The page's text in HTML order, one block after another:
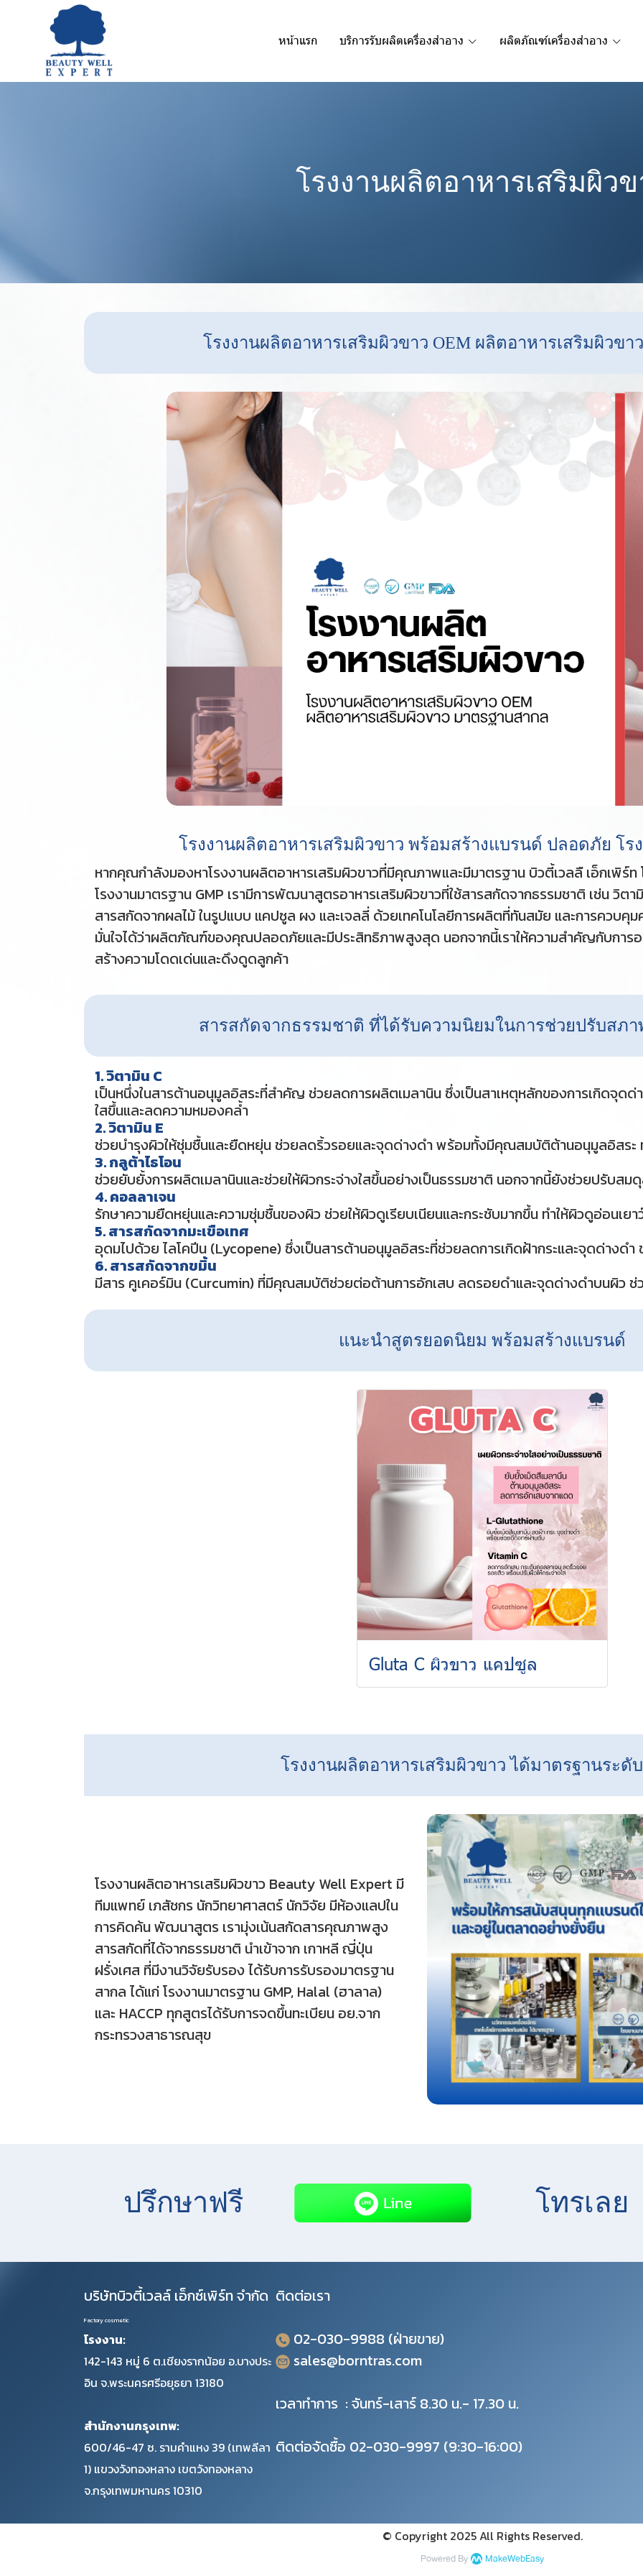
หน้าแรก บริการรับผลิตเครื่องสำอาง ผลิตภัณฑ์เครื่องสำอาง
โรงงานผลิตอาหารเสริมผิวข
โรงงานผลิตอาหารเสริมผิวขาว OEM ผลิตอาหารเสริมผิวข
โรงงานผลิตอาหารเสริมผิวขาว พร้อมสร้างแบรนด์ ปลอดภัย โร
หากคุณกำลังมองหาโรงงานผลิตอาหารเสริมผิวขาวที่มีคุณภาพและมีมาตรฐาน บิวตี้เวลลื เอ็กเพิร์ท
โรงงานมาตรฐาน GMP เรามีการพัฒนาสูตรอาหารเสริมผิวขาวที่ใช้สารสกัดจากธรรมชาติ เช่น วิตา
สารสกัดจากผลไม้ ในรูปแบบ แคปซูล ผง และเจลลี่ ด้วยเทคโนโลยีการผลิตที่ทันสมัย และการควบ
มั่นใจได้ว่าผลิตภัณฑ์ของคุณปลอดภัยและมีประสิทธิภาพสูงสุด นอกจากนี้เราให้ความสำคัญกับการ
สร้างความโดดเด่นและดึงดูดลูกค้า
สารสกัดจากธรรมชาติ ที่ได้รับความนิยมในการช่วยปรับสภา
1. วิตามิน C
เป็นหนึ่งในสารต้านอนุมูลอิสระที่สำคัญ ช่วยลดการผลิตเมลานิน ซึ่งเป็นสาเหตุหลักของการเกิดจุดด่
ใสขึ้นและลดความหมองคล้ำ
2. วิตามิน E
ช่วยบำรุงผิวให้ชุ่มชื้นและยืดหยุ่น ช่วยลดริ้วรอยและจุดด่างดำ พร้อมทั้งมีคุณสมบัติต้านอนุมูลอิสระ
3. กลูต้าไธโอน
ช่วยยับยั้งการผลิตเมลานินและช่วยให้ผิวกระจ่างใสขึ้นอย่างเป็นธรรมชาติ นอกจากนี้ยังช่วยปรับส
4. คอลลาเจน
รักษาความยืดหยุ่นและความชุ่มชื้นของผิว ช่วยให้ผิวดูเรียบเนียนและกระชับมากขึ้น ทำให้ผิวดูอ่อนเยา
5. สารสกัดจากมะเขือเทศ
อุดมไปด้วย ไลโคปีน (Lycopene) ซึ่งเป็นสารต้านอนุมูลอิสระที่ช่วยลดการเกิดฝ้ากระและจุดด่างดำ
6. สารสกัดจากขมิ้น
มีสาร คูเคอร์มิน (Curcumin) ที่มีคุณสมบัติช่วยต่อต้านการอักเสบ ลดรอยดำและจุดด่างดำบนผิว ช่
แนะนำสูตรยอดนิยม พร้อมสร้างแบรนด์
Gluta C ผิวขาว แคปซูล
โรงงานผลิตอาหารเสริมผิวขาว ได้มาตรฐานระดั
โรงงานผลิตอาหารเสริมผิวขาว Beauty Well Expert มี
ทีมแพทย์ เภสัชกร นักวิทยาศาสตร์ นักวิจัย มีห้องแลปใน
การคิดค้น พัฒนาสูตร เรามุ่งเน้นสกัดสารคุณภาพสูง
สารสกัดที่ได้จากธรรมชาติ นำเข้าจาก เกาหลี ญี่ปุ่น
ฝรั่งเศส ที่มีงานวิจัยรับรอง ได้รับการรับรองมาตรฐาน
สากล ได้แก่ โรงงานมาตรฐาน GMP, Halal (ฮาลาล)
และ HACCP ทุกสูตรได้รับการจดขึ้นทะเบียน อย.จาก
กระทรวงสาธารณสุข
ปรึกษาฟรี โทรเลย
บริษัทบิวตี้เวลล์ เอ็กซ์เพิร์ท จำกัด
Factory cosmetic
โรงงาน:
142-143 หมู่ 6 ต.เชียงรากน้อย อ.บางประ
อิน จ.พระนครศรีอยุธยา 13180
สำนักงานกรุงเทพ:
600/46-47 ซ. รามคำแหง 39 (เทพลีลา
1) แขวงวังทองหลาง เขตวังทองหลาง
จ.กรุงเทพมหานคร 10310
ติดต่อเรา
02-030-9988 (ฝ่ายขาย)
sales@borntras.com
เวลาทำการ : จันทร์-เสาร์ 8.30 น.- 17.30 น.
ติดต่อจัดซื้อ 02-030-9997 (9:30-16:00)
© Copyright 2025 All Rights Reserved.
Powered By MakeWebEasy